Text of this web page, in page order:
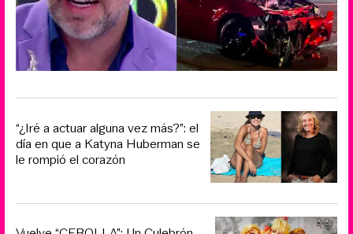
“¿Iré a actuar alguna vez más?”: el
día en que a Katyna Huberman se
le rompió el corazón